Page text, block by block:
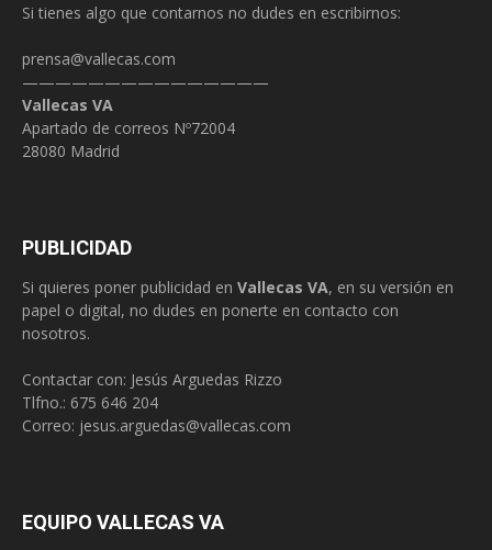
Si tienes algo que contarnos no dudes en escribirnos:
prensa@vallecas.com
———————————————
Vallecas VA
Apartado de correos Nº72004
28080 Madrid
PUBLICIDAD
Si quieres poner publicidad en Vallecas VA, en su versión en
papel o digital, no dudes en ponerte en contacto con
nosotros.
Contactar con: Jesús Arguedas Rizzo
Tlfno.: 675 646 204
Correo: jesus.arguedas@vallecas.com
EQUIPO VALLECAS VA